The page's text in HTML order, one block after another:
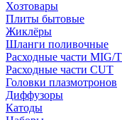
Хозтовары
Плиты бытовые
Жиклёры
Шланги поливочные
Расходные части MIG/
Расходные части CUT
Головки плазмотронов
Диффузоры
Катоды